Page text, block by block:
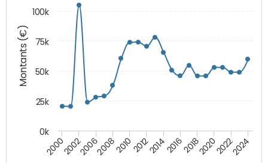
Montants (€)
200020022006200820102012201420162018202020222024
0k
25k
50k
75k
100k